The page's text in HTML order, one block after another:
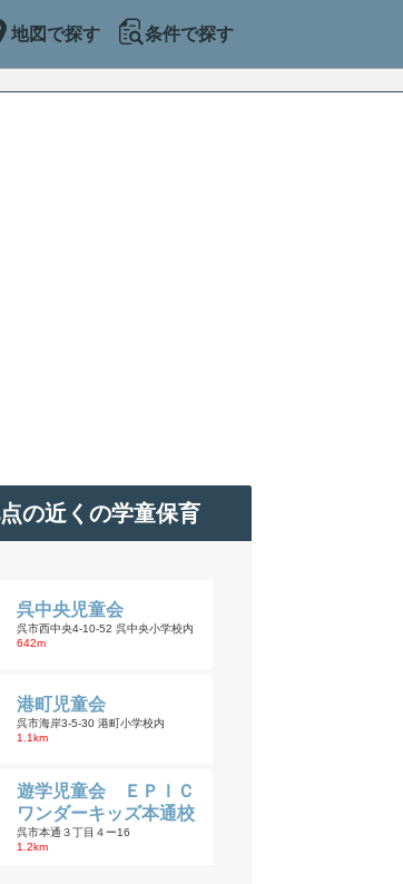
地図で探す 条件で探す
の近くの学童保育
呉中央児童会
呉市西中央4-10-52 呉中央小学校内
642m
港町児童会
呉市海岸3-5-30 港町小学校内
1.1km
遊学児童会 ＥＰＩＣ
ワンダーキッズ本通校
呉市本通３丁目４ー16
1.2km